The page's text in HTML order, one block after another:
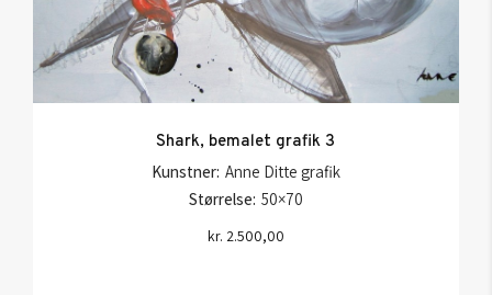
Shark, bemalet grafik 3
Kunstner: Anne Ditte grafik
Størrelse: 50×70
kr. 2.500,00